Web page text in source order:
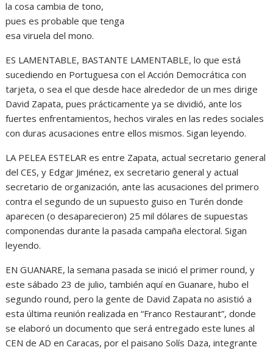
la cosa cambia de tono,
pues es probable que tenga
esa viruela del mono.
ES LAMENTABLE, BASTANTE LAMENTABLE, lo que está
sucediendo en Portuguesa con el Acción Democrática con
tarjeta, o sea el que desde hace alrededor de un mes dirige
David Zapata, pues prácticamente ya se dividió, ante los
fuertes enfrentamientos, hechos virales en las redes sociales
con duras acusaciones entre ellos mismos. Sigan leyendo.
LA PELEA ESTELAR es entre Zapata, actual secretario general
del CES, y Edgar Jiménez, ex secretario general y actual
secretario de organización, ante las acusaciones del primero
contra el segundo de un supuesto guiso en Turén donde
aparecen (o desaparecieron) 25 mil dólares de supuestas
componendas durante la pasada campaña electoral. Sigan
leyendo.
EN GUANARE, la semana pasada se inició el primer round, y
este sábado 23 de julio, también aquí en Guanare, hubo el
segundo round, pero la gente de David Zapata no asistió a
esta última reunión realizada en “Franco Restaurant”, donde
se elaboró un documento que será entregado este lunes al
CEN de AD en Caracas, por el paisano Solís Daza, integrante